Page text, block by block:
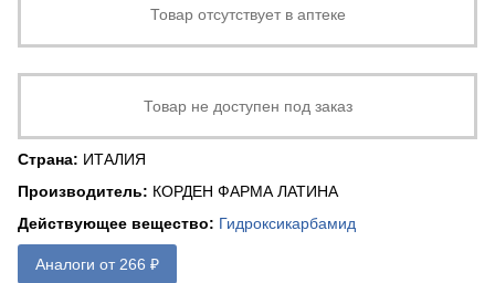
Товар отсутствует в аптеке
Товар не доступен под заказ
Страна: ИТАЛИЯ
Производитель: КОРДЕН ФАРМА ЛАТИНА
Действующее вещество: Гидроксикарбамид
Аналоги от 266 ₽